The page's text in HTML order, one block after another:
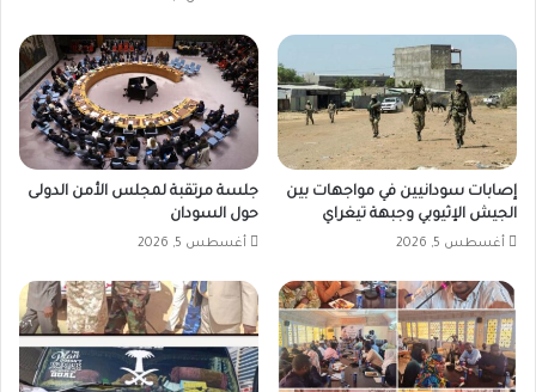
إصابات سودانيين في مواجهات بين
الجيش الإثيوبي وجبهة تيغراي
أغسطس 5, 2026
جلسة مرتقبة لمجلس الأمن الدولى
حول السودان
أغسطس 5, 2026